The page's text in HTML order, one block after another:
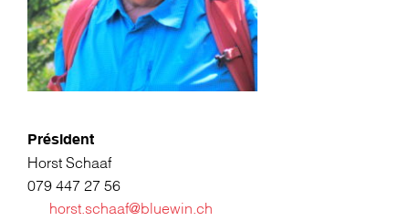
Président
Horst Schaaf
079 447 27 56
horst.schaaf@bluewin.ch